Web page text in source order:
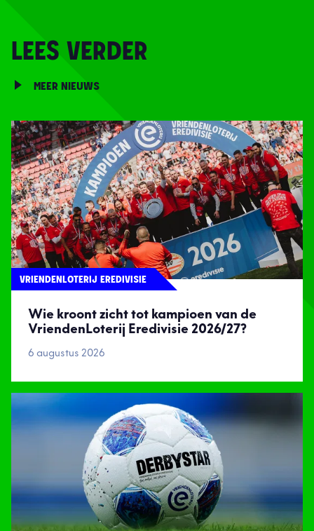
LEES VERDER
MEER NIEUWS
Wie kroont zicht tot kampioen van de
VriendenLoterij Eredivisie 2026/27?
VRIENDENLOTERIJ EREDIVISIE
6 augustus 2026